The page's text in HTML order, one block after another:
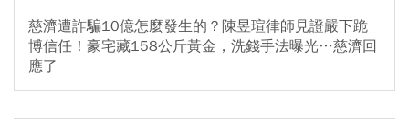
慈濟遭詐騙10億怎麼發生的？陳昱瑄律師見證嚴下跪
博信任！豪宅藏158公斤黃金，洗錢手法曝光…慈濟回
應了